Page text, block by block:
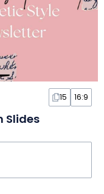
15 16:9
Slides